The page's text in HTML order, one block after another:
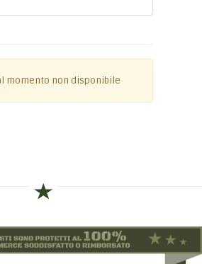
momento non disponibile